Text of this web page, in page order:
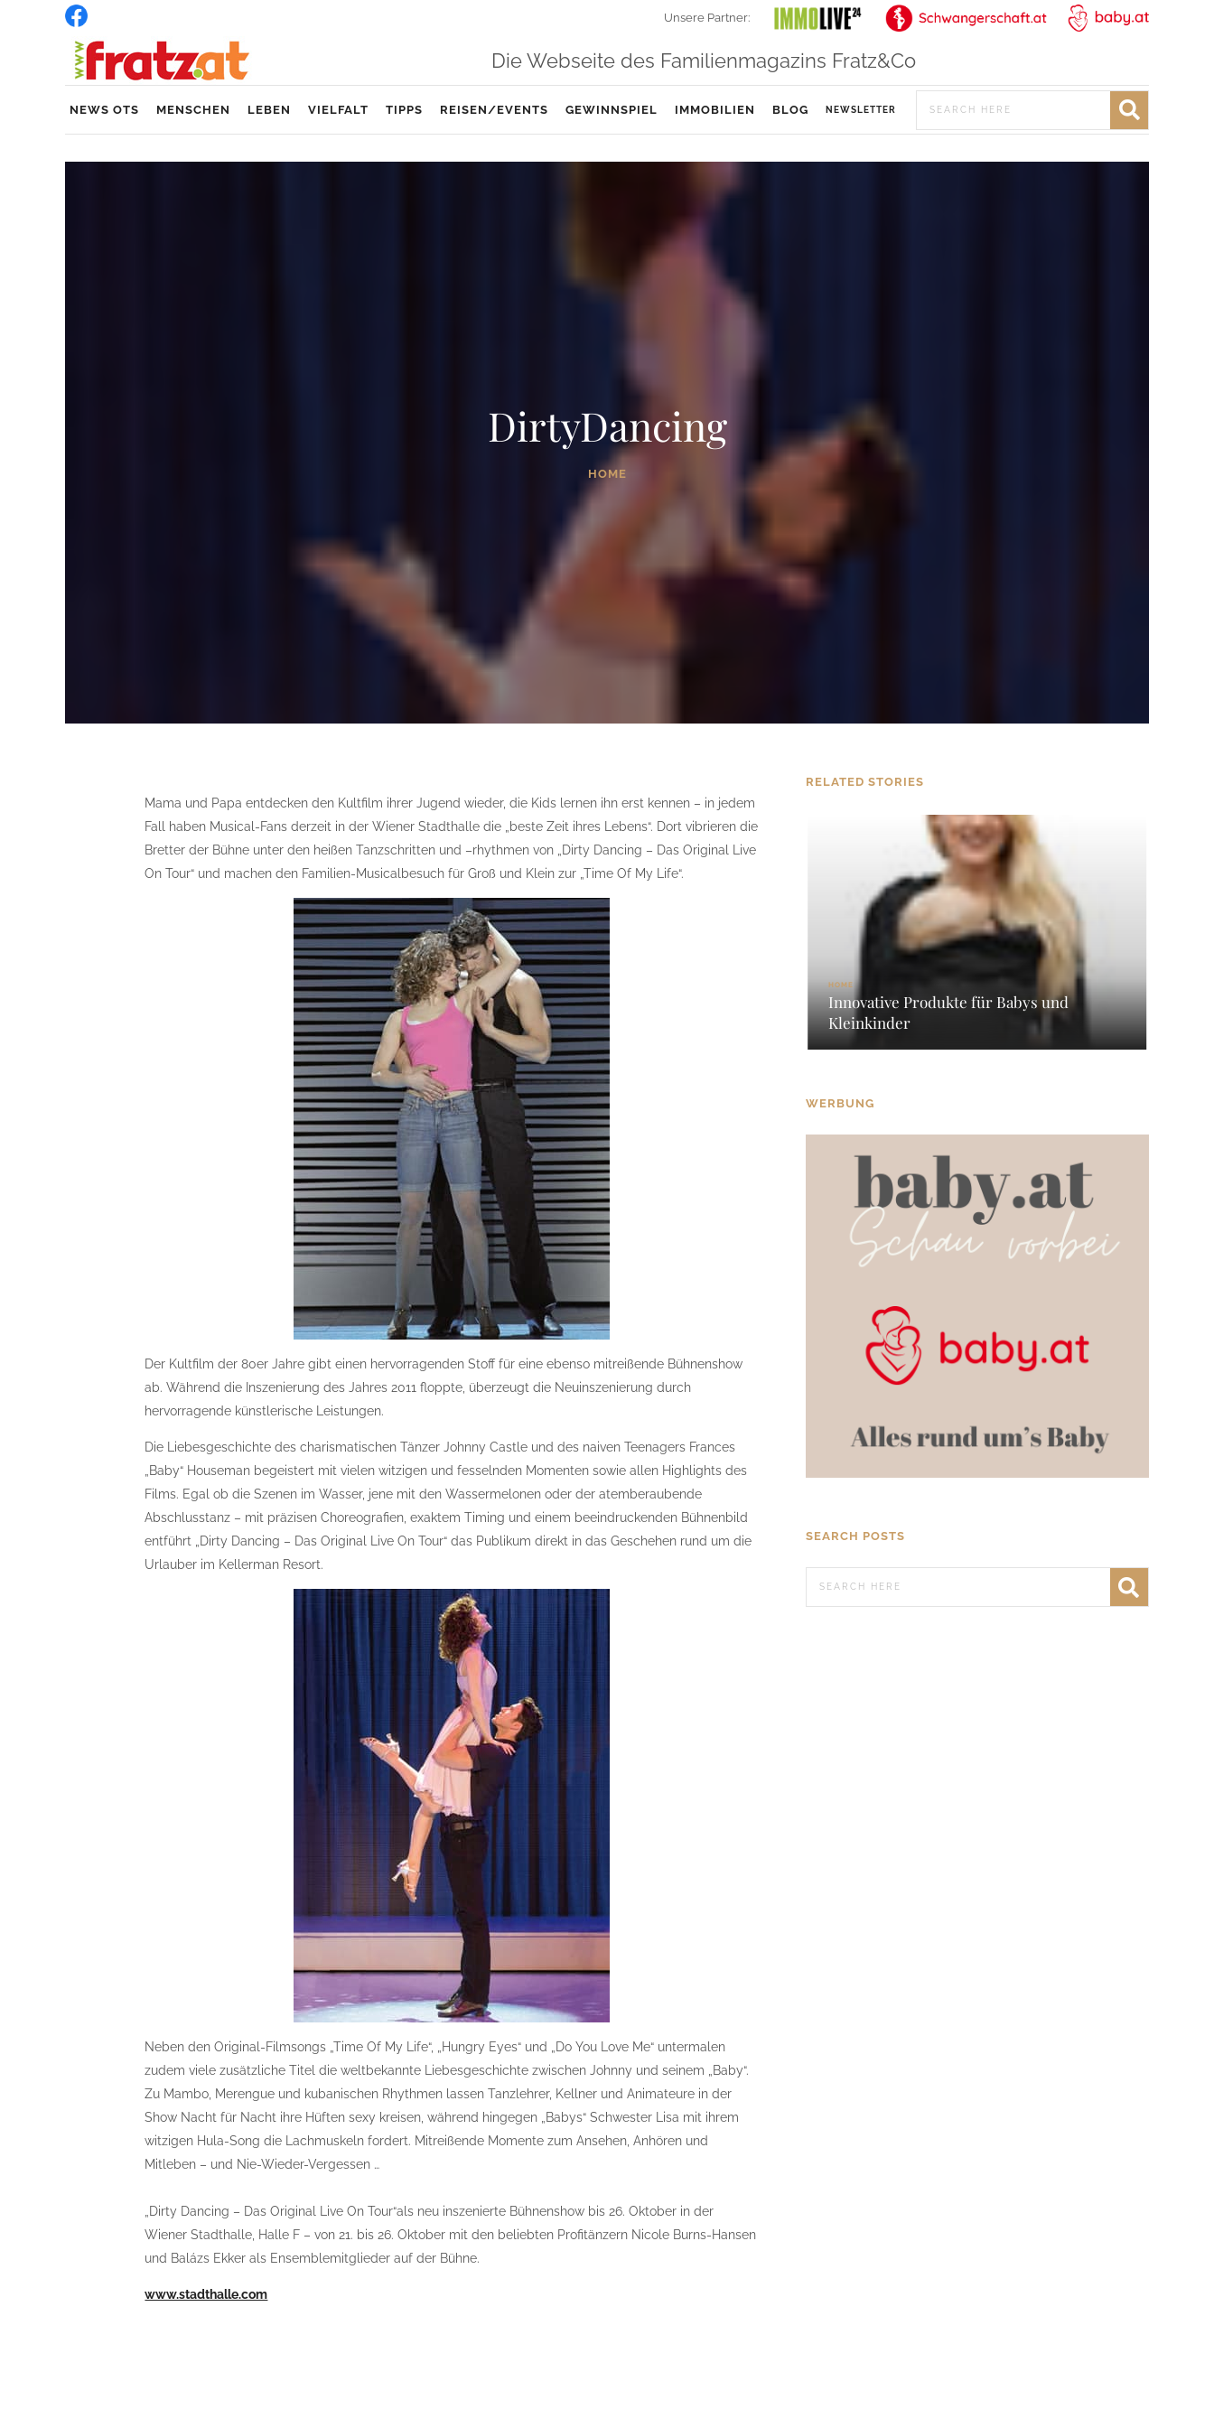
Unsere Partner:
Die Webseite des Familienmagazins Fratz&Co
NEWS OTS MENSCHEN LEBEN VIELFALT TIPPS REISEN/EVENTS GEWINNSPIEL IMMOBILIEN BLOG NEWSLETTER
DirtyDancing
HOME
Mama und Papa entdecken den Kultfilm ihrer Jugend wieder, die Kids lernen ihn erst kennen – in jedem
Fall haben Musical-Fans derzeit in der Wiener Stadthalle die „beste Zeit ihres Lebens“. Dort vibrieren die
Bretter der Bühne unter den heißen Tanzschritten und –rhythmen von „Dirty Dancing – Das Original Live
On Tour“ und machen den Familien-Musicalbesuch für Groß und Klein zur „Time Of My Life“.
Der Kultfilm der 80er Jahre gibt einen hervorragenden Stoff für eine ebenso mitreißende Bühnenshow
ab. Während die Inszenierung des Jahres 2011 floppte, überzeugt die Neuinszenierung durch
hervorragende künstlerische Leistungen.
Die Liebesgeschichte des charismatischen Tänzer Johnny Castle und des naiven Teenagers Frances
„Baby“ Houseman begeistert mit vielen witzigen und fesselnden Momenten sowie allen Highlights des
Films. Egal ob die Szenen im Wasser, jene mit den Wassermelonen oder der atemberaubende
Abschlusstanz – mit präzisen Choreografien, exaktem Timing und einem beeindruckenden Bühnenbild
entführt „Dirty Dancing – Das Original Live On Tour“ das Publikum direkt in das Geschehen rund um die
Urlauber im Kellerman Resort.
Neben den Original-Filmsongs „Time Of My Life“, „Hungry Eyes“ und „Do You Love Me“ untermalen
zudem viele zusätzliche Titel die weltbekannte Liebesgeschichte zwischen Johnny und seinem „Baby“.
Zu Mambo, Merengue und kubanischen Rhythmen lassen Tanzlehrer, Kellner und Animateure in der
Show Nacht für Nacht ihre Hüften sexy kreisen, während hingegen „Babys“ Schwester Lisa mit ihrem
witzigen Hula-Song die Lachmuskeln fordert. Mitreißende Momente zum Ansehen, Anhören und
Mitleben – und Nie-Wieder-Vergessen …
„Dirty Dancing – Das Original Live On Tour“als neu inszenierte Bühnenshow bis 26. Oktober in der
Wiener Stadthalle, Halle F – von 21. bis 26. Oktober mit den beliebten Profitänzern Nicole Burns-Hansen
und Balázs Ekker als Ensemblemitglieder auf der Bühne.
www.stadthalle.com
RELATED STORIES
HOME
Innovative Produkte für Babys und
Kleinkinder
WERBUNG
SEARCH POSTS